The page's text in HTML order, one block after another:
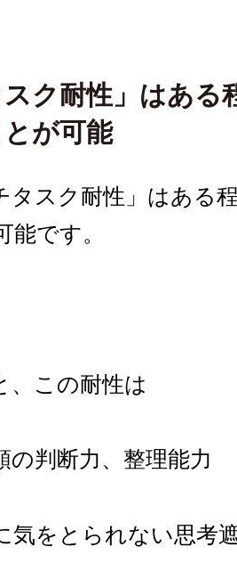
スク耐性」はある
が可能
タスク耐性」はある
です。
、この耐性は
の判断力、整理能力
気をとられない思考